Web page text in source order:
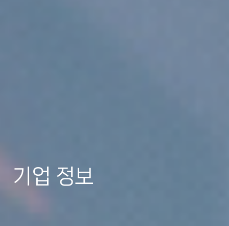
기업 정보